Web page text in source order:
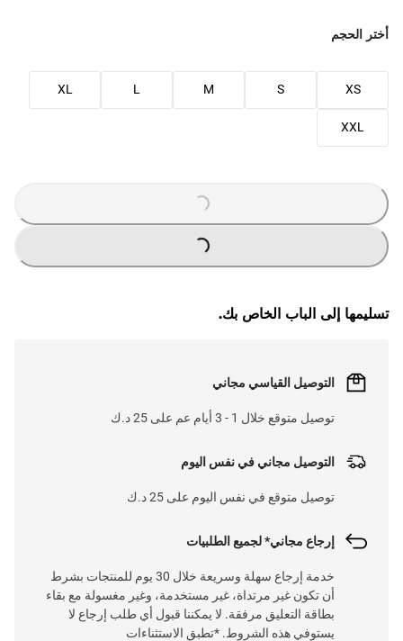
أختر الحجم
XS
S
M
L
XL
XXL
L
O
A
DI
N
G
...
L
O
A
DI
N
G
...
تسليمها إلى الباب الخاص بك.
التوصيل القياسي مجاني
توصيل متوقع خلال 1 - 3 أيام عم على 25 د.ك
التوصيل مجاني في نفس اليوم
توصيل متوقع في نفس اليوم على 25 د.ك
إرجاع مجاني* لجميع الطلبيات
خدمة إرجاع سهلة وسريعة خلال 30 يوم للمنتجات بشرط
أن تكون غير مرتداة، غير مستخدمة، وغير مغسولة مع بقاء
بطاقة التعليق مرفقة. لا يمكننا قبول أي طلب إرجاع لا
يستوفي هذه الشروط. *تطبق الاستثناءات